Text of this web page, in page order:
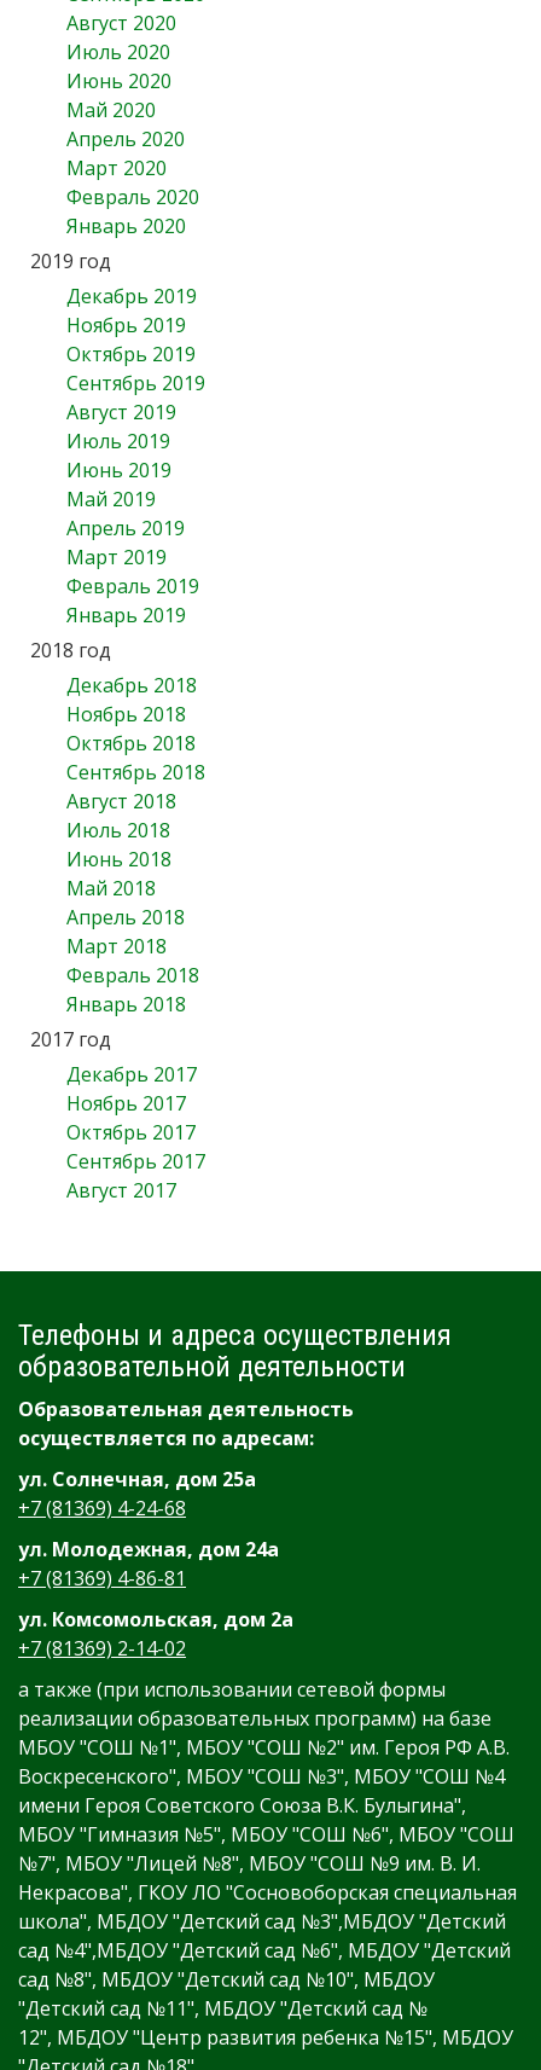
Август 2020
Июль 2020
Июнь 2020
Май 2020
Апрель 2020
Март 2020
Февраль 2020
Январь 2020
2019 год
Декабрь 2019
Ноябрь 2019
Октябрь 2019
Сентябрь 2019
Август 2019
Июль 2019
Июнь 2019
Май 2019
Апрель 2019
Март 2019
Февраль 2019
Январь 2019
2018 год
Декабрь 2018
Ноябрь 2018
Октябрь 2018
Сентябрь 2018
Август 2018
Июль 2018
Июнь 2018
Май 2018
Апрель 2018
Март 2018
Февраль 2018
Январь 2018
2017 год
Декабрь 2017
Ноябрь 2017
Октябрь 2017
Сентябрь 2017
Август 2017
Телефоны и адреса осуществления
образовательной деятельности
Образовательная деятельность
осуществляется по адресам:
ул. Солнечная, дом 25а
+7 (81369) 4-24-68
ул. Молодежная, дом 24а
+7 (81369) 4-86-81
ул. Комсомольская, дом 2а
+7 (81369) 2-14-02
а также (при использовании сетевой формы
реализации образовательных программ) на базе
МБОУ "СОШ №1", МБОУ "СОШ №2" им. Героя РФ А.В.
Воскресенского", МБОУ "СОШ №3", МБОУ "СОШ №4
имени Героя Советского Союза В.К. Булыгина",
МБОУ "Гимназия №5", МБОУ "СОШ №6", МБОУ "СОШ
№7", МБОУ "Лицей №8", МБОУ "СОШ №9 им. В. И.
Некрасова", ГКОУ ЛО "Сосновоборская специальная
школа", МБДОУ "Детский сад №3",МБДОУ "Детский
сад №4",МБДОУ "Детский сад №6", МБДОУ "Детский
сад №8", МБДОУ "Детский сад №10", МБДОУ
"Детский сад №11", МБДОУ "Детский сад №
12", МБДОУ "Центр развития ребенка №15", МБДОУ